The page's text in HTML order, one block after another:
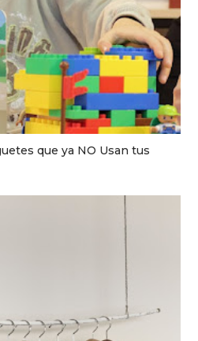
que ya NO Usan tus